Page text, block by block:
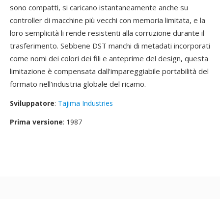
sono compatti, si caricano istantaneamente anche su
controller di macchine più vecchi con memoria limitata, e la
loro semplicità li rende resistenti alla corruzione durante il
trasferimento. Sebbene DST manchi di metadati incorporati
come nomi dei colori dei fili e anteprime del design, questa
limitazione è compensata dall'impareggiabile portabilità del
formato nell'industria globale del ricamo.
Sviluppatore: Tajima Industries
Prima versione: 1987